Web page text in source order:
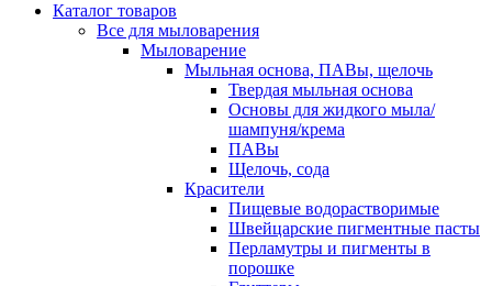
Каталог товаров
Все для мыловарения
Мыловарение
Мыльная основа, ПАВы, щелочь
Твердая мыльная основа
Основы для жидкого мыла/
шампуня/крема
ПАВы
Щелочь, сода
Красители
Пищевые водорастворимые
Швейцарские пигментные пасты
Перламутры и пигменты в
порошке